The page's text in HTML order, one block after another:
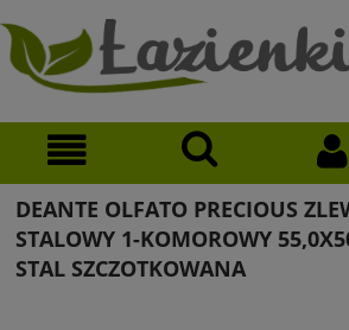
DEANTE OLFATO PRECIOUS
STALOWY 1-KOMOROWY
STAL SZCZOTKOWANA